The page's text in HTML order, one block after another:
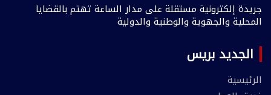
جريدة إلكترونية مستقلة على مدار الساعة تهتم بالقضايا
المحلية والجهوية والوطنية والدولية
الجديد بريس
الرئيسية